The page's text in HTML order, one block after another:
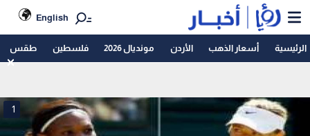
English
الرئيسية أسعار الذهب الأردن مونديال 2026 فلسطين طقس
1